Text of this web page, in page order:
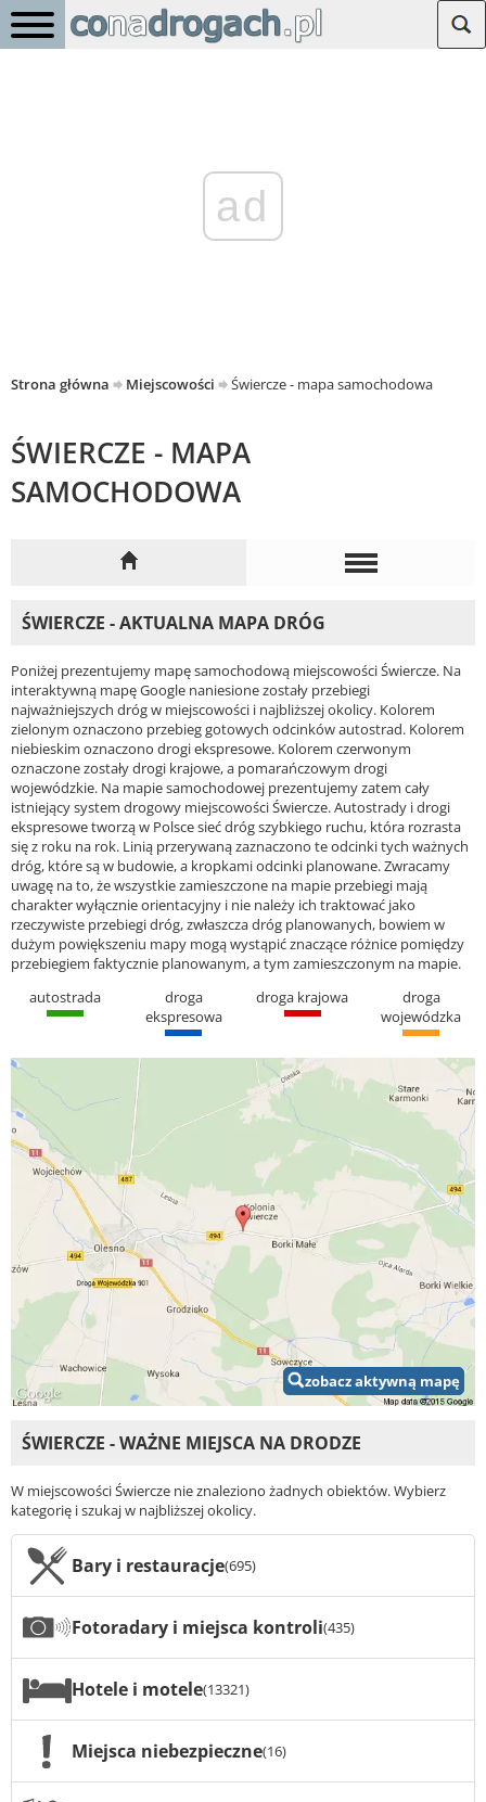
ad
Strona główna Miejscowości Świercze - mapa samochodowa
ŚWIERCZE - MAPA
SAMOCHODOWA
ŚWIERCZE - AKTUALNA MAPA DRÓG
Poniżej prezentujemy mapę samochodową miejscowości Świercze. Na
interaktywną mapę Google naniesione zostały przebiegi
najważniejszych dróg w miejscowości i najbliższej okolicy. Kolorem
zielonym oznaczono przebieg gotowych odcinków autostrad. Kolorem
niebieskim oznaczono drogi ekspresowe. Kolorem czerwonym
oznaczone zostały drogi krajowe, a pomarańczowym drogi
wojewódzkie. Na mapie samochodowej prezentujemy zatem cały
istniejący system drogowy miejscowości Świercze. Autostrady i drogi
ekspresowe tworzą w Polsce sieć dróg szybkiego ruchu, która rozrasta
się z roku na rok. Linią przerywaną zaznaczono te odcinki tych ważnych
dróg, które są w budowie, a kropkami odcinki planowane. Zwracamy
uwagę na to, że wszystkie zamieszczone na mapie przebiegi mają
charakter wyłącznie orientacyjny i nie należy ich traktować jako
rzeczywiste przebiegi dróg, zwłaszcza dróg planowanych, bowiem w
dużym powiększeniu mapy mogą wystąpić znaczące różnice pomiędzy
przebiegiem faktycznie planowanym, a tym zamieszczonym na mapie.
autostrada
droga
ekspresowa
droga krajowa
droga
wojewódzka
zobacz aktywną mapę
ŚWIERCZE - WAŻNE MIEJSCA NA DRODZE
W miejscowości Świercze nie znaleziono żadnych obiektów. Wybierz
kategorię i szukaj w najbliższej okolicy.
Bary i restauracje(695)
Fotoradary i miejsca kontroli(435)
Hotele i motele(13321)
Miejsca niebezpieczne(16)